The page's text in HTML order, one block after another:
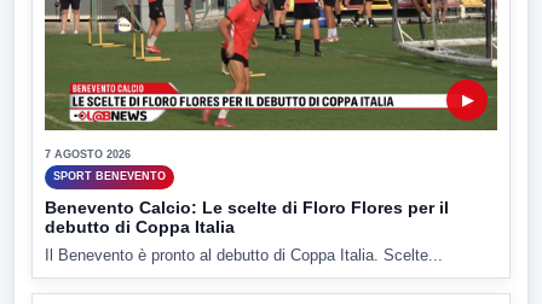
▶
7 AGOSTO 2026
SPORT BENEVENTO
Benevento Calcio: Le scelte di Floro Flores per il
debutto di Coppa Italia
Il Benevento è pronto al debutto di Coppa Italia. Scelte...